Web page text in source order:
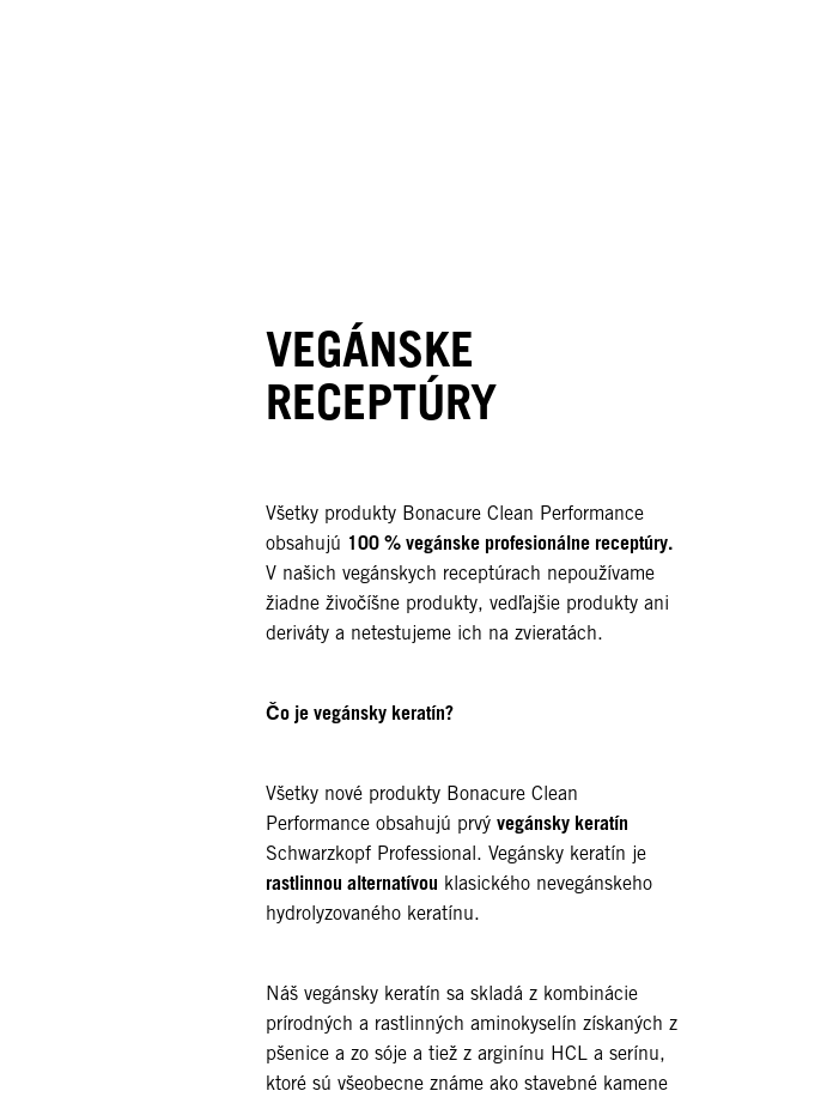
VEGÁNSKE
RECEPTÚRY
Všetky produkty Bonacure Clean Performance
obsahujú 100 % vegánske profesionálne receptúry.
V našich vegánskych receptúrach nepoužívame
žiadne živočíšne produkty, vedľajšie produkty ani
deriváty a netestujeme ich na zvieratách.
Čo je vegánsky keratín?
Všetky nové produkty Bonacure Clean
Performance obsahujú prvý vegánsky keratín
Schwarzkopf Professional. Vegánsky keratín je
rastlinnou alternatívou klasického nevegánskeho
hydrolyzovaného keratínu.
Náš vegánsky keratín sa skladá z kombinácie
prírodných a rastlinných aminokyselín získaných z
pšenice a zo sóje a tiež z arginínu HCL a serínu,
ktoré sú všeobecne známe ako stavebné kamene